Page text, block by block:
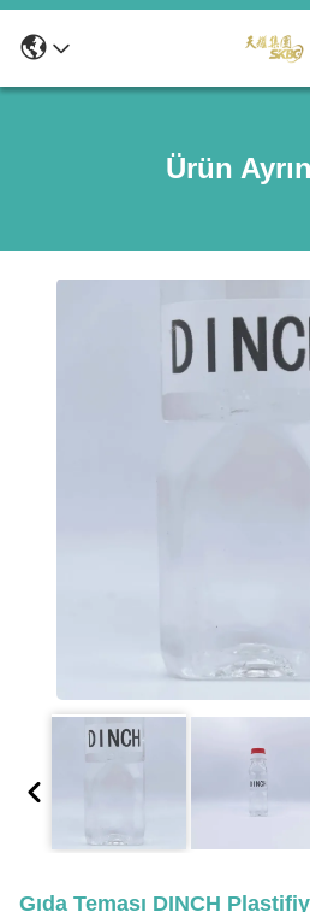
Ürün
Gıda Teması DINCH